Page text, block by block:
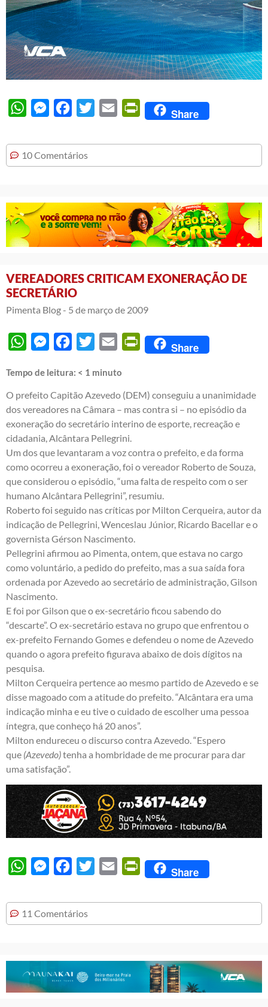
WhatsAppMessengerFacebook
Twitter Email PrintFriendly
Share
10 Comentários
VEREADORES CRITICAM EXONERAÇÃO DE
SECRETÁRIO
Pimenta Blog - 5 de março de 2009
WhatsAppMessengerFacebook
Twitter Email PrintFriendly
Share
Tempo de leitura: < 1 minuto
O prefeito Capitão Azevedo (DEM) conseguiu a unanimidade
dos vereadores na Câmara – mas contra si – no episódio da
exoneração do secretário interino de esporte, recreação e
cidadania, Alcântara Pellegrini.
Um dos que levantaram a voz contra o prefeito, e da forma
como ocorreu a exoneração, foi o vereador Roberto de Souza,
que considerou o episódio, “uma falta de respeito com o ser
humano Alcântara Pellegrini”, resumiu.
Roberto foi seguido nas críticas por Milton Cerqueira, autor da
indicação de Pellegrini, Wenceslau Júnior, Ricardo Bacellar e o
governista Gérson Nascimento.
Pellegrini afirmou ao Pimenta, ontem, que estava no cargo
como voluntário, a pedido do prefeito, mas a sua saída fora
ordenada por Azevedo ao secretário de administração, Gilson
Nascimento.
E foi por Gilson que o ex-secretário ficou sabendo do
“descarte”. O ex-secretário estava no grupo que enfrentou o
ex-prefeito Fernando Gomes e defendeu o nome de Azevedo
quando o agora prefeito figurava abaixo de dois dígitos na
pesquisa.
Milton Cerqueira pertence ao mesmo partido de Azevedo e se
disse magoado com a atitude do prefeito. “Alcântara era uma
indicação minha e eu tive o cuidado de escolher uma pessoa
íntegra, que conheço há 20 anos”.
Milton endureceu o discurso contra Azevedo. “Espero
que (Azevedo)tenha a hombridade de me procurar para dar
uma satisfação”.
WhatsAppMessengerFacebook
Twitter Email PrintFriendly
Share
11 Comentários